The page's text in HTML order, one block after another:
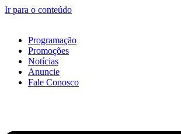
Ir para o conteúdo
Programação
Promoções
Notícias
Anuncie
Fale Conosco